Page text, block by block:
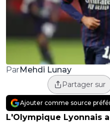
ParMehdi Lunay
Partager sur
Ajouter comme source
L'Olympique Lyonnais